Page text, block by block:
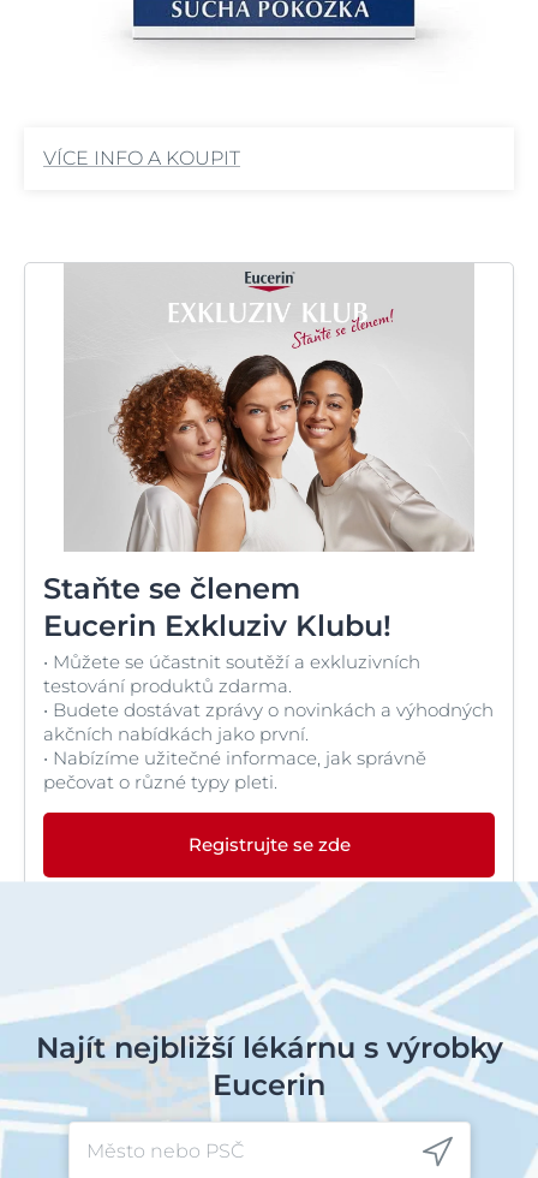
VÍCE INFO A KOUPIT
Staňte se členem
Eucerin Exkluziv Klubu!
• Můžete se účastnit soutěží a exkluzivních
testování produktů zdarma.
• Budete dostávat zprávy o novinkách a výhodných
akčních nabídkách jako první.
• Nabízíme užitečné informace, jak správně
pečovat o různé typy pleti.
Registrujte se zde
Najít nejbližší lékárnu s výrobky
Eucerin